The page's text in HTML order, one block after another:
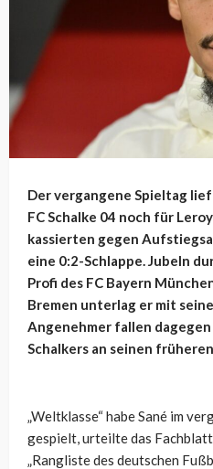
Der vergangene Spieltag
FC Schalke 04 noch für
kassierten gegen
eine 0:2-Schlappe. Jubeln
Profi des FC Bayern
Bremen unterlag er mit
Angenehmer fallen
Schalkers an seinen
„Weltklasse“ habe Sané im
gespielt, urteilte das Fachblatt
„Rangliste des deutschen